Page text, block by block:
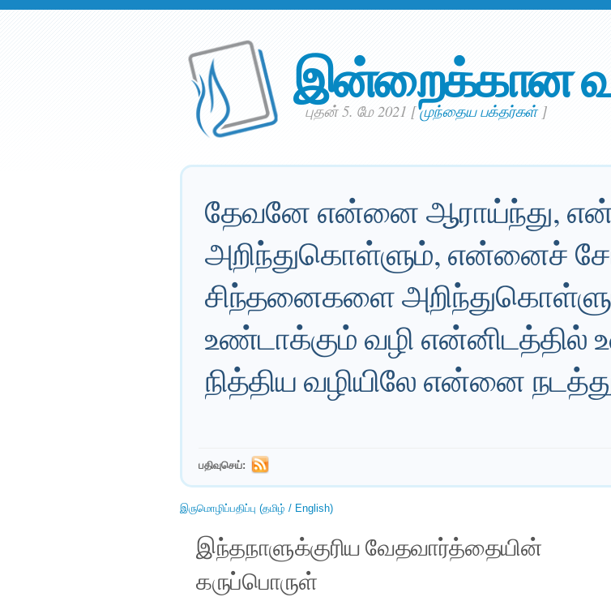
இன்றைக்கான
புதன் 5. மே 2021 [முந்தைய பக்தர்கள்]
தேவனே என்னை ஆராய்ந்து,
அறிந்துகொள்ளும், என்னைச்
சிந்தனைகளை
உண்டாக்கும் வழி என்னிடத்தில்
நித்திய வழியிலே என்னை
பதிவுசெய்:
இருமொழிப்பதிப்பு (தமிழ் / English)
இந்தநாளுக்குரிய வேதவார்த்தையின்
கருப்பொருள்